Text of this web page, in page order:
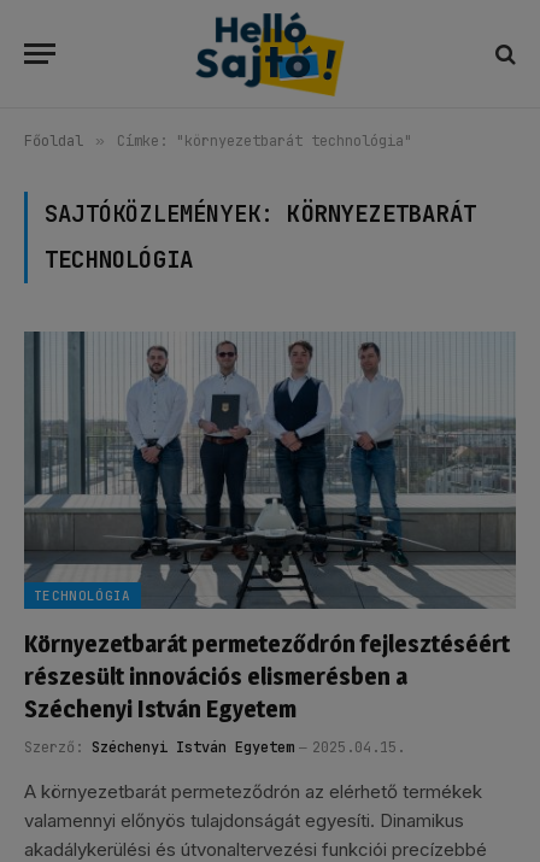
Főoldal » Címke: "környezetbarát technológia"
SAJTÓKÖZLEMÉNYEK: KÖRNYEZETBARÁT
TECHNOLÓGIA
TECHNOLÓGIA
Környezetbarát permeteződrón fejlesztéséért
részesült innovációs elismerésben a
Széchenyi István Egyetem
Szerző: Széchenyi István Egyetem 2025.04.15.
A környezetbarát permeteződrón az elérhető termékek
valamennyi előnyös tulajdonságát egyesíti. Dinamikus
akadálykerülési és útvonaltervezési funkciói precízebbé